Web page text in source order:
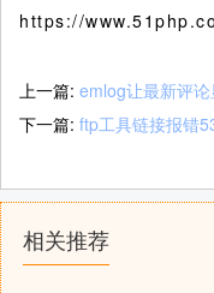
https://
上一篇: emlog让最新评
下一篇: ftp工具链接报错
相关推荐